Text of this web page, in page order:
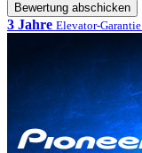
Bewertung abschicken
3 Jahre Elevator-Garantie